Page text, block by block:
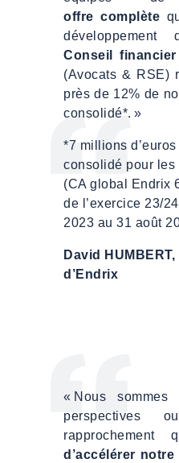
offre complète
Conseil
(Avocats & RSE)
près de 12% de
consolidé*. »
*7 millions
consolidé pour les
(CA global Endrix
de l’exercice 23/
2023 au 31 août
David
d’Endrix
« Nous
perspectives
d’accélérer